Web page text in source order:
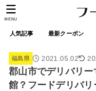
人気記事 最新クーポン
MENU
福島県 2021.05.02
郡山市でデリバリ
館？フードデリバ